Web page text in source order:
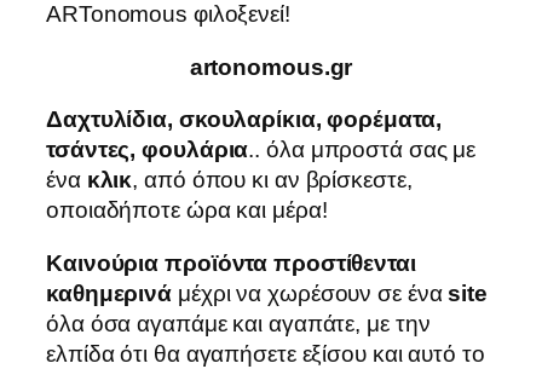
ARTonomous φιλοξενεί!
artonomous.gr
Δαχτυλίδια, σκουλαρίκια, φορέματα,
τσάντες, φουλάρια.. όλα μπροστά σας με
ένα κλικ, από όπου κι αν βρίσκεστε,
οποιαδήποτε ώρα και μέρα!
Καινούρια προϊόντα προστίθενται
καθημερινά μέχρι να χωρέσουν σε έναsite
όλα όσα αγαπάμε και αγαπάτε, με την
ελπίδα ότι θα αγαπήσετε εξίσου και αυτό το